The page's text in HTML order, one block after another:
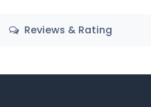
Reviews & Rating